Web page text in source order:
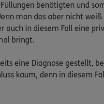
benötigten und
man das aber nicht
auch in diesem Fall eine
bringt.
eine Diagnose gestellt,
kaum, denn in diesem